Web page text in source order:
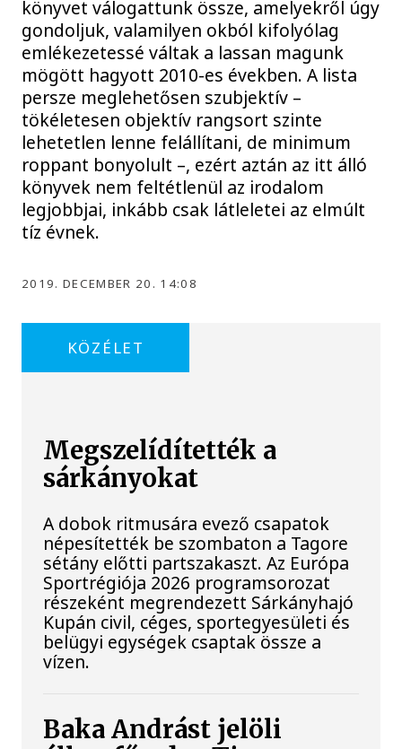
könyvet válogattunk össze, amelyekről úgy
gondoljuk, valamilyen okból kifolyólag
emlékezetessé váltak a lassan magunk
mögött hagyott 2010-es években. A lista
persze meglehetősen szubjektív –
tökéletesen objektív rangsort szinte
lehetetlen lenne felállítani, de minimum
roppant bonyolult –, ezért aztán az itt álló
könyvek nem feltétlenül az irodalom
legjobbjai, inkább csak látleletei az elmúlt
tíz évnek.
2019. DECEMBER 20. 14:08
KÖZÉLET
Megszelídítették a
sárkányokat
A dobok ritmusára evező csapatok
népesítették be szombaton a Tagore
sétány előtti partszakaszt. Az Európa
Sportrégiója 2026 programsorozat
részeként megrendezett Sárkányhajó
Kupán civil, céges, sportegyesületi és
belügyi egységek csaptak össze a
vízen.
Baka Andrást jelöli